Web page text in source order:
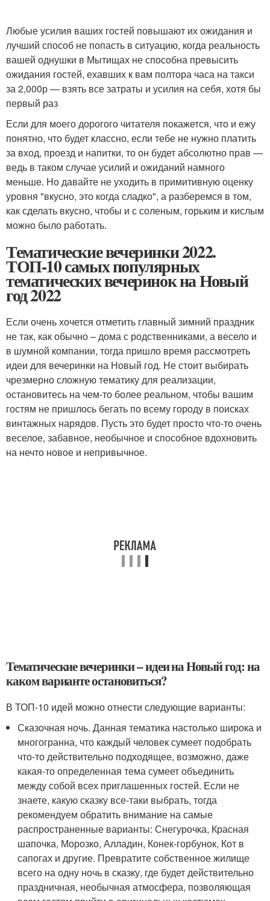
Любые усилия ваших гостей повышают их ожидания и
лучший способ не попасть в ситуацию, когда реальность
вашей однушки в Мытищах не способна превысить
ожидания гостей, ехавших к вам полтора часа на такси
за 2,000р — взять все затраты и усилия на себя, хотя бы
первый раз
Если для моего дорогого читателя покажется, что и ежу
понятно, что будет классно, если тебе не нужно платить
за вход, проезд и напитки, то он будет абсолютно прав —
ведь в таком случае усилий и ожиданий намного
меньше. Но давайте не уходить в примитивную оценку
уровня "вкусно, это когда сладко", а разберемся в том,
как сделать вкусно, чтобы и с соленым, горьким и кислым
можно было работать.
Тематические вечеринки 2022.
ТОП-10 самых популярных
тематических вечеринок на Новый
год 2022
Если очень хочется отметить главный зимний праздник
не так, как обычно – дома с родственниками, а весело и
в шумной компании, тогда пришло время рассмотреть
идеи для вечеринки на Новый год. Не стоит выбирать
чрезмерно сложную тематику для реализации,
остановитесь на чем-то более реальном, чтобы вашим
гостям не пришлось бегать по всему городу в поисках
винтажных нарядов. Пусть это будет просто что-то очень
веселое, забавное, необычное и способное вдохновить
на нечто новое и непривычное.
Тематические вечеринки – идеи на Новый год: на
каком варианте остановиться?
В ТОП-10 идей можно отнести следующие варианты:
Сказочная ночь. Данная тематика настолько широка и
многогранна, что каждый человек сумеет подобрать
что-то действительно подходящее, возможно, даже
какая-то определенная тема сумеет объединить
между собой всех приглашенных гостей. Если не
знаете, какую сказку все-таки выбрать, тогда
рекомендуем обратить внимание на самые
распространенные варианты: Снегурочка, Красная
шапочка, Морозко, Алладин, Конек-горбунок, Кот в
сапогах и другие. Превратите собственное жилище
всего на одну ночь в сказку, где будет действительно
праздничная, необычная атмосфера, позволяющая